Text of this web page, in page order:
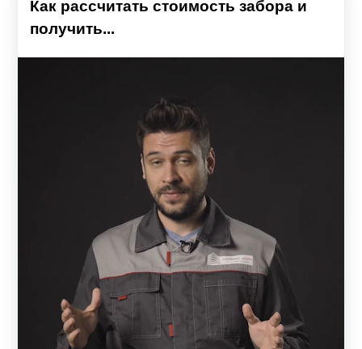
Как рассчитать стоимость забора и
получить...